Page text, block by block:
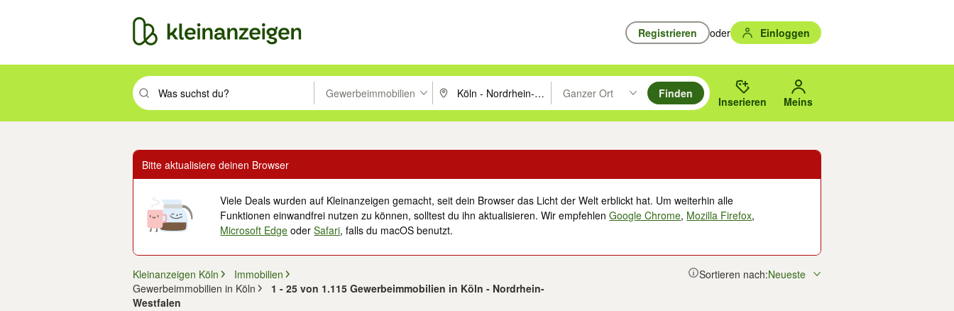
Registrieren oder Einloggen
Suchbegriff eingeben. Eingabetaste drücken um zu suchen, oder Vorschläge mit den Pfeiltasten nach oben/unten durchsuchen und mit Eingabetaste auswählen.
Gewerbeimmobilien PLZ oder Ort eingeben. Eingabetaste drücken um zu suchen, oder Vorschläge mit den Pfeiltasten nach oben/
Ganzer Ort
Suche im Umkreis des gewählten Orts oder PLZ.
Finden
Inserieren Meins
Bitte aktualisiere deinen Browser
Viele Deals wurden auf Kleinanzeigen gemacht, seit dein Browser das Licht der Welt erblickt hat. Um weiterhin alle
Funktionen einwandfrei nutzen zu können, solltest du ihn aktualisieren. Wir empfehlenGoogle Chrome, Mozilla Firefox,
Microsoft Edge oderSafari, falls du macOS benutzt.
Kleinanzeigen Köln
Immobilien
Gewerbeimmobilien in Köln
1 - 25 von 1.115 Gewerbeimmobilien in Köln - Nordrhein-
Westfalen
Sortieren nach:Neueste